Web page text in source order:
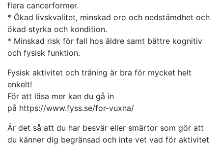
flera cancerformer.
* Ökad livskvalitet, minskad oro och nedstämdhet och
ökad styrka och kondition.
* Minskad risk för fall hos äldre samt bättre kognitiv
och fysisk funktion.
Fysisk aktivitet och träning är bra för mycket helt
enkelt!
För att läsa mer kan du gå in
på https://www.fyss.se/for-vuxna/
Är det så att du har besvär eller smärtor som gör att
du känner dig begränsad och inte vet vad för aktivitet